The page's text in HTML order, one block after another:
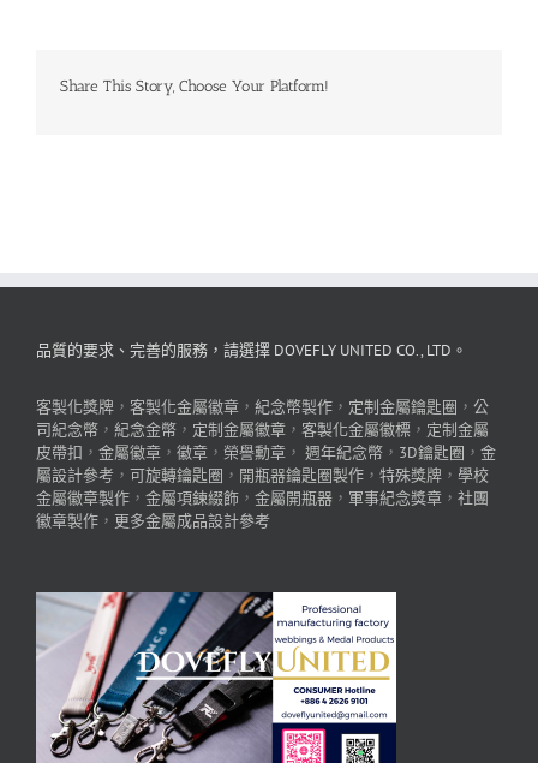
Share This Story, Choose Your Platform!
品質的要求、完善的服務，請選擇 DOVEFLY UNITED CO., LTD。
客製化獎牌 ， 客製化金屬徽章 ， 紀念幣製作 ， 定制金屬鑰匙圈 ， 公
司紀念幣 ， 紀念金幣 ， 定制金屬徽章 ， 客製化金屬徽標 ， 定制金屬
皮帶扣 ， 金屬徽章 ， 徽章 ， 榮譽勳章 ， 週年紀念幣 ， 3D鑰匙圈 ， 金
屬設計參考 ， 可旋轉鑰匙圈 ， 開瓶器鑰匙圈製作 ， 特殊獎牌 ， 學校
金屬徽章製作 ， 金屬項鍊綴飾 ， 金屬開瓶器 ， 軍事紀念獎章 ， 社團
徽章製作 ， 更多金屬成品設計參考